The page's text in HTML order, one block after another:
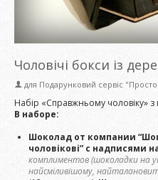
Чоловічі бокси із
для Подарунковий сервіс "Просто
Набір «Справжньому чоловіку»
В наборе:
Шоколад от компании
чоловікові” с надписями
комплиментов (шоколадки на
найсміливішому,